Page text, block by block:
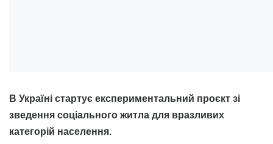
В Україні стартує експериментальний проєкт зі
зведення соціального житла для вразливих
категорій населення.